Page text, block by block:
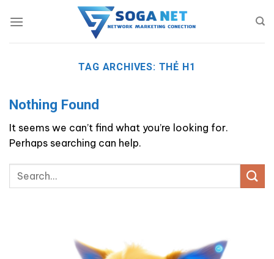
TAG ARCHIVES: THẺ H1
Nothing Found
It seems we can’t find what you’re looking for.
Perhaps searching can help.